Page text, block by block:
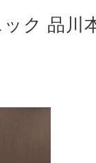
ク 品川